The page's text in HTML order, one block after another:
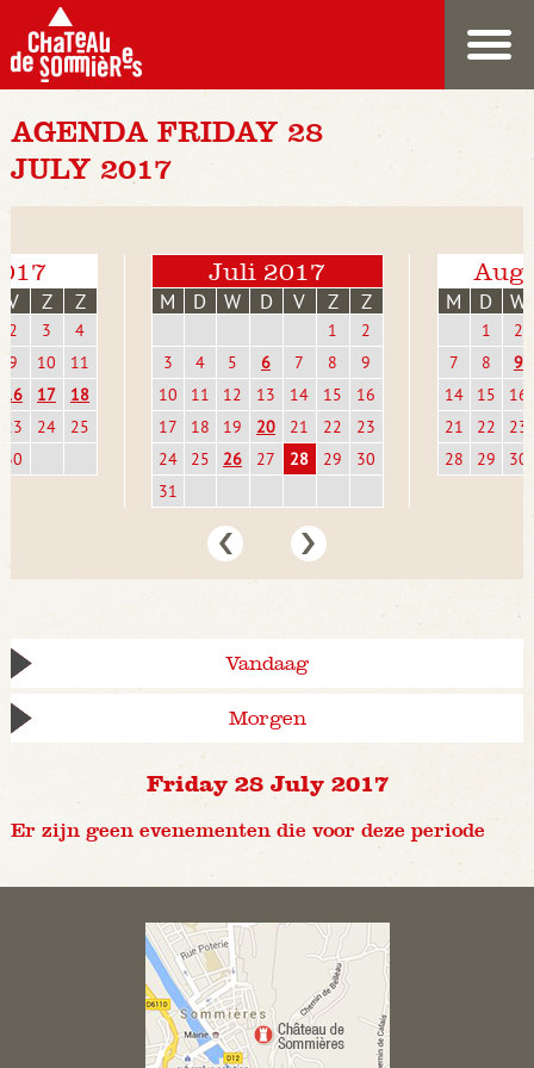
AGENDA FRIDAY 28
JULY 2017
V Z Z
2 3
4
9
10
11
16
17
18
23
24
25
30
Juli 2017
M D W D V Z Z
1
2
3
4 5 6 7 8
9
10
11 12 13 14 15
16
17
18 19 20 21 22
23
24
25 26 27 28 29
30
31
M D W
1
2
7
8
9
14
15
16
21
22
23
28
29 30
Vandaag
Morgen
Friday 28 July 2017
Er zijn geen evenementen die voor deze periode